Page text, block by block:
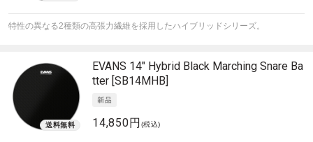
特性の異なる2種類の高張力繊維を採用したハイブリッドシリーズ。
EVANS 14" Hybrid Black Marching Snare Ba
tter [SB14MHB]
14,850円 (税込)